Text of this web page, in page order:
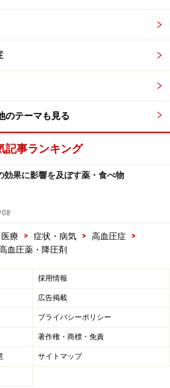
のテーマも見る
記事ランキング
効果に影響を及ぼす薬・食べ物
療 > 症状・病気 > 高血圧症
>
血圧薬・降圧剤
採用情報
広告掲載
プライバシーポリシー
著作権・商標・免責
サイトマップ